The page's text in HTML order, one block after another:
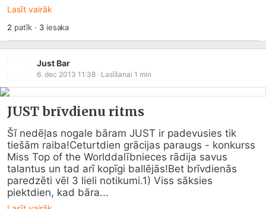
Lasīt vairāk
2 patīk · 3iesaka
Just Bar
6. dec 2013 11:38 · Lasīšanai 1 min
JUST brīvdienu ritms
Šī nedēļas nogale bāram JUST ir padevusies tik
tiešām raiba!Ceturtdien grācijas paraugs - konkurss
Miss Top of the Worlddalībnieces rādija savus
talantus un tad arī kopīgi ballējās!Bet brīvdienās
paredzēti vēl 3 lieli notikumi.1) Viss sāksies
piektdien, kad bāra...